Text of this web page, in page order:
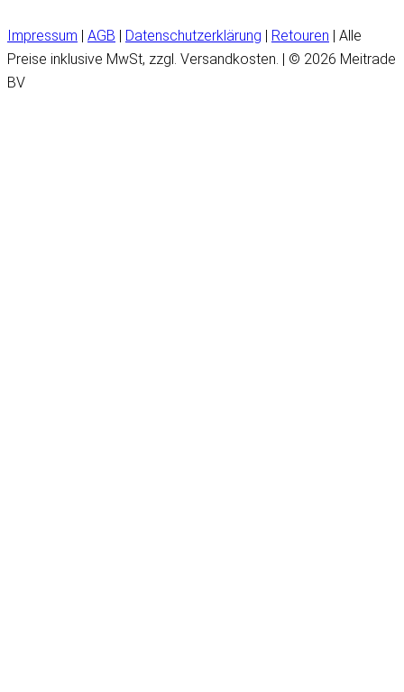
Impressum AGB Datenschutzerklärung Retouren | Alle
Preise inklusive MwSt, zzgl. Versandkosten. | © 2026 Meitrade
BV